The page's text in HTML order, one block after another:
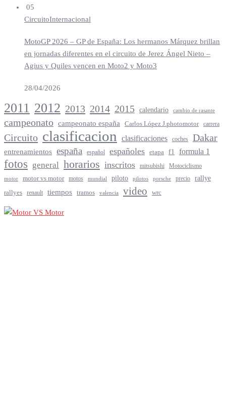
05
CircuitoInternacional
MotoGP 2026 – GP de España: Los hermanos Márquez brillan
en jornadas diferentes en el circuito de Jerez Ángel Nieto –
Agius y Quiles vencen en Moto2 y Moto3
28/04/2026
2011 2012 2013 2014 2015 calendario cambio de rasante
campeonato campeonato españa Carlos López J.photomotor carrera
Circuito clasificacion clasificaciones coches Dakar
entrenamientos españa español españoles etapa f1 formula 1
fotos general horarios inscritos mitsubishi Motociclismo
motor motor vs motor motos mundial piloto pilotos porsche precio rallye
rallyes renault tiempos tramos valencia video wrc